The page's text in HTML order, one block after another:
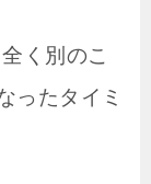
く別のこ
ったタイミ